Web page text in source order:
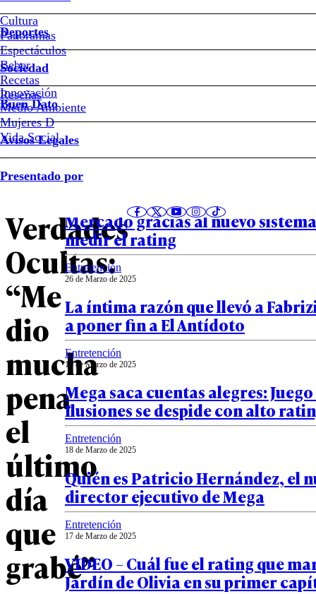
Cultura
Panoramas
Espectáculos
Beber
Recetas
Reseñas
Deportes
Sociedad
Innovación
Medio Ambiente
Mujeres D
Vida Social
Buen Dato
Avisos Legales
Presentado por
Francisca
Gavilán
adelantó
su
salida
de
Verdades
Ocultas:
“Me
dio
mucha
pena
el
último
día
que
grabé”
Notas relacionadas
08 de Abril de 2025
La resurrección de Nuevo
Mercado gracias al nuevo
medir el rating
Entretención
26 de Marzo de 2025
La íntima razón que llevó a
a poner fin a El Antídoto
Entretención
19 de Marzo de 2025
Mega saca cuentas alegres:
Ilusiones se despide con alto
Entretención
18 de Marzo de 2025
Quién es Patricio Hernández, el
director ejecutivo de Mega
Entretención
17 de Marzo de 2025
VIDEO – Cuál fue el rating que
Jardín de Olivia en su primer